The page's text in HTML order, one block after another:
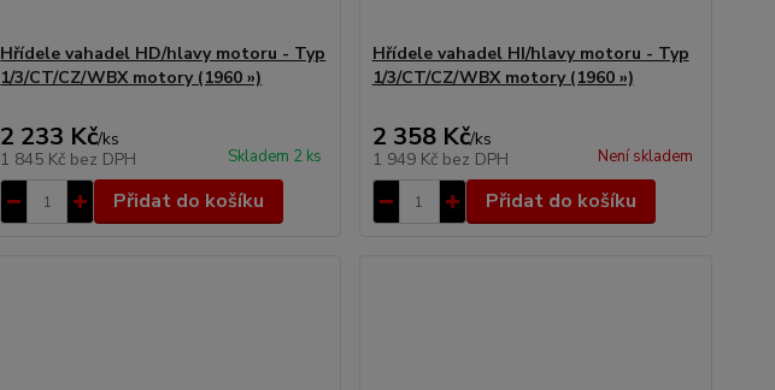
Hřídele vahadel HD/hlavy motoru - Typ
1/3/CT/CZ/WBX motory (1960 »)
2 233 Kč/ks
1 845 Kč bez DPH Skladem 2 ks
Přidat do košíku
Hřídele vahadel HI/hlavy motoru - Typ
1/3/CT/CZ/WBX motory (1960 »)
2 358 Kč/ks
1 949 Kč bez DPH Není skladem
Přidat do košíku